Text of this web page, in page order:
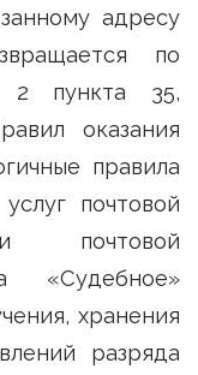
адресу
по
2 пункта 35,
оказания
правила
почтовой
почтовой
«Судебное»
хранения
разряда